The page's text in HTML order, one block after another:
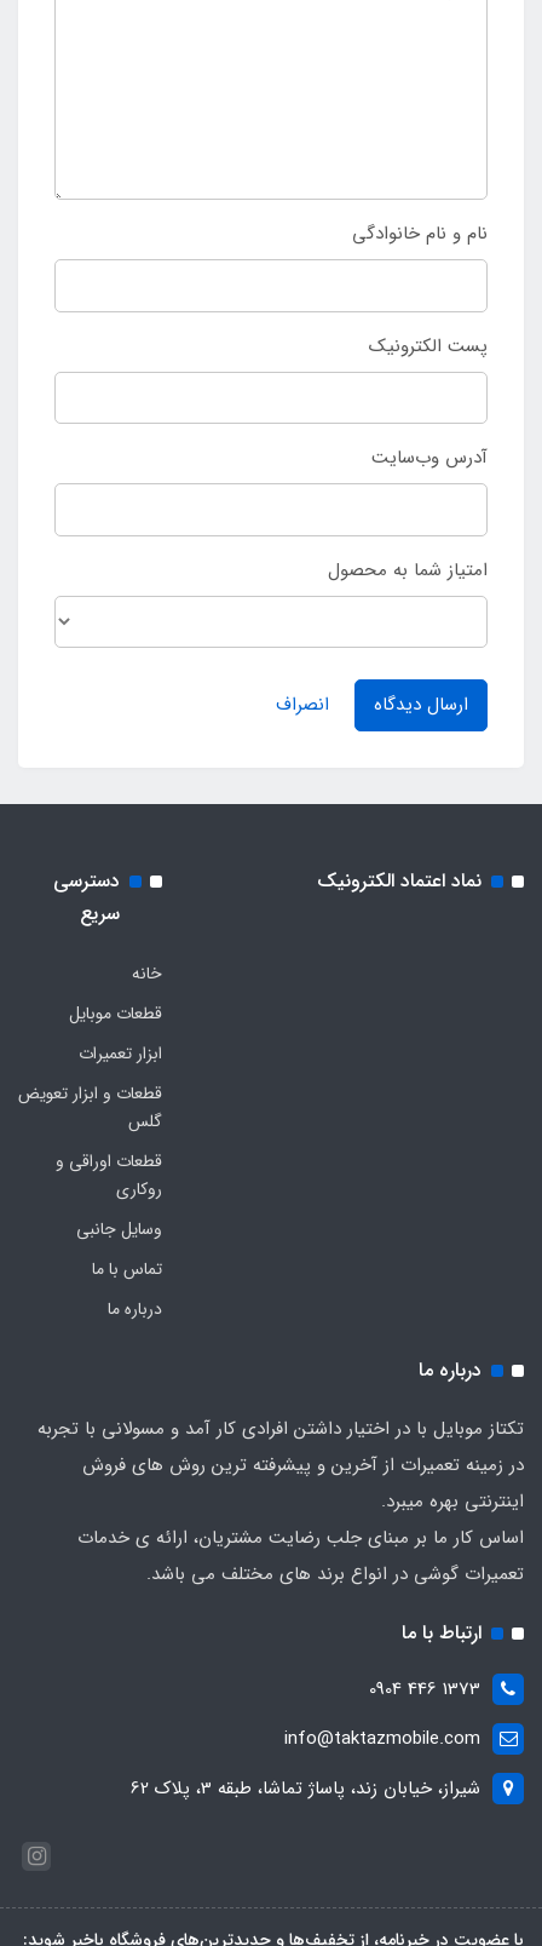
نام و نام خانوادگی
پست الکترونیک
آدرس وب‌سایت
امتیاز شما به محصول
ارسال دیدگاه انصراف
نماد اعتماد الکترونیک
دسترسی
سریع
خانه
قطعات موبایل
ابزار تعمیرات
قطعات و ابزار تعویض
گلس
قطعات اوراقی و
روکاری
وسایل جانبی
تماس با ما
درباره ما
درباره ما
تکتاز موبایل با در اختیار داشتن افرادی کار آمد و مسولانی با تجربه
در زمینه تعمیرات از آخرین و پیشرفته ترین روش های فروش
اینترنتی بهره میبرد.
اساس کار ما بر مبنای جلب رضایت مشتریان، ارائه ی خدمات
تعمیرات گوشی در انواع برند های مختلف می باشد.
ارتباط با ما
1373 446 0904
info@taktazmobile.com
شیراز، خیابان زند، پاساژ تماشا، طبقه 3، پلاک 62
با عضویت در خبرنامه، از تخفیف‌ها و جدیدترین‌های فروشگاه باخبر شوید: